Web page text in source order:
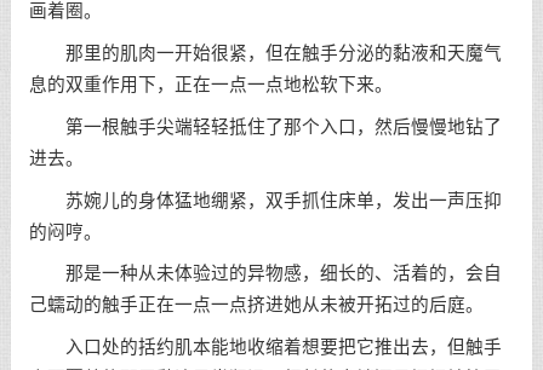
画着圈。
那里的肌肉一开始很紧，但在触手分泌的黏液和天魔气
息的双重作用下，正在一点一点地松软下来。
第一根触手尖端轻轻抵住了那个入口，然后慢慢地钻了
进去。
苏婉儿的身体猛地绷紧，双手抓住床单，发出一声压抑
的闷哼。
那是一种从未体验过的异物感，细长的、活着的，会自
己蠕动的触手正在一点一点挤进她从未被开拓过的后庭。
入口处的括约肌本能地收缩着想要把它推出去，但触手